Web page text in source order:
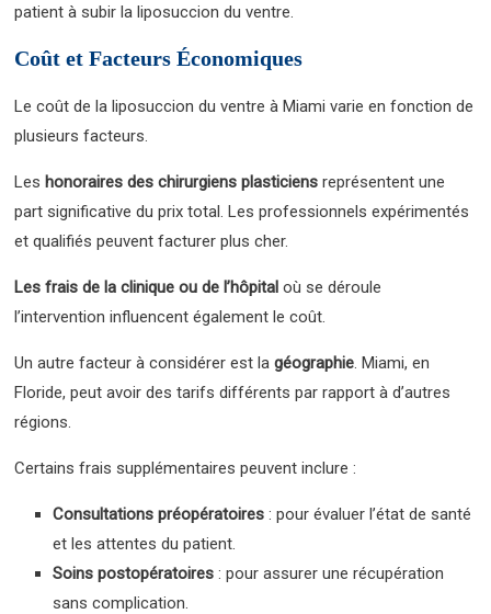
patient à subir la liposuccion du ventre.
Coût et Facteurs Économiques
Le coût de la liposuccion du ventre à Miami varie en fonction de
plusieurs facteurs.
Les honoraires des chirurgiens plasticiens représentent une
part significative du prix total. Les professionnels expérimentés
et qualifiés peuvent facturer plus cher.
Les frais de la clinique ou de l’hôpital où se déroule
l’intervention influencent également le coût.
Un autre facteur à considérer est lagéographie. Miami, en
Floride, peut avoir des tarifs différents par rapport à d’autres
régions.
Certains frais supplémentaires peuvent inclure :
Consultations préopératoires : pour évaluer l’état de santé
et les attentes du patient.
Soins postopératoires : pour assurer une récupération
sans complication.